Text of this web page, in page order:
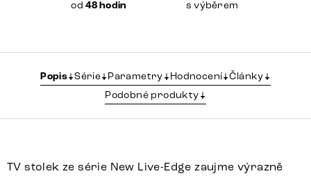
od48 hodin
s výběrem
Popis Série Parametry Hodnocení Články
Podobné produkty
TV stolek ze série New Live-Edge zaujme výrazně